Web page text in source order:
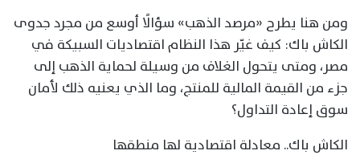
ومن هنا يطرح «مرصد الذهب» سؤالًا أوسع من مجرد جدوى
الكاش باك: كيف غيّر هذا النظام اقتصاديات السبيكة في
مصر، ومتى يتحول الغلاف من وسيلة لحماية الذهب إلى
جزء من القيمة المالية للمنتج، وما الذي يعنيه ذلك لأمان
سوق إعادة التداول؟
الكاش باك.. معادلة اقتصادية لها منطقها